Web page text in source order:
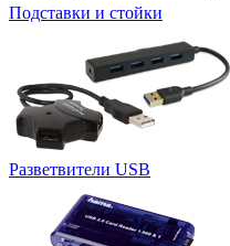
Подставки и стойки
Разветвители USB